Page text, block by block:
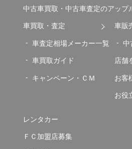
中古車買取・中古車査定のアップ
車買取・査定
車査定相場メーカー一覧
車買取ガイド
キャンペーン・ＣＭ
車販
中
店舗
お客
お役
レンタカー
ＦＣ加盟店募集